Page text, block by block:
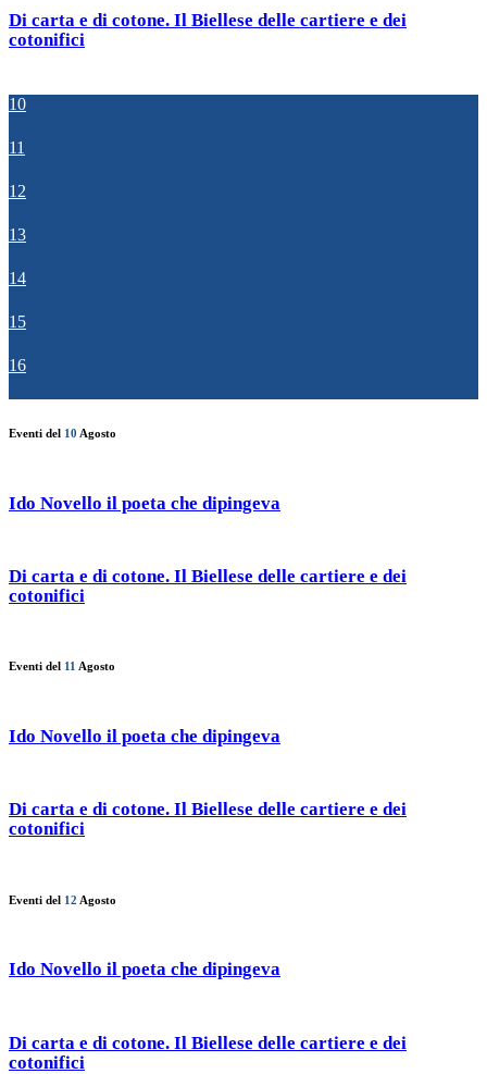
Di carta e di cotone. Il Biellese delle cartiere e dei
cotonifici
10
11
12
13
14
15
16
Eventi del 10 Agosto
Ido Novello il poeta che dipingeva
Di carta e di cotone. Il Biellese delle cartiere e dei
cotonifici
Eventi del 11 Agosto
Ido Novello il poeta che dipingeva
Di carta e di cotone. Il Biellese delle cartiere e dei
cotonifici
Eventi del 12 Agosto
Ido Novello il poeta che dipingeva
Di carta e di cotone. Il Biellese delle cartiere e dei
cotonifici